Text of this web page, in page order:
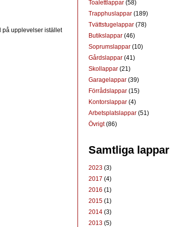
på upplevelser istället
Toalettlappar (58)
Trapphuslappar (189)
Tvättstugelappar (78)
Butikslappar (46)
Soprumslappar (10)
Gårdslappar (41)
Skollappar (21)
Garagelappar (39)
Förrådslappar (15)
Kontorslappar (4)
Arbetsplatslappar (51)
Övrigt(86)
Samtliga lappar
2023 (3)
2017 (4)
2016 (1)
2015 (1)
2014 (3)
2013 (5)